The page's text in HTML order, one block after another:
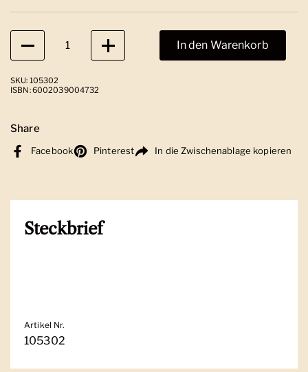
Anzahl
In den Warenkorb
SKU: 105302
ISBN: 6002039004732
Share
Facebook Pinterest In die Zwischenablage kopieren
Steckbrief
Artikel Nr.
105302